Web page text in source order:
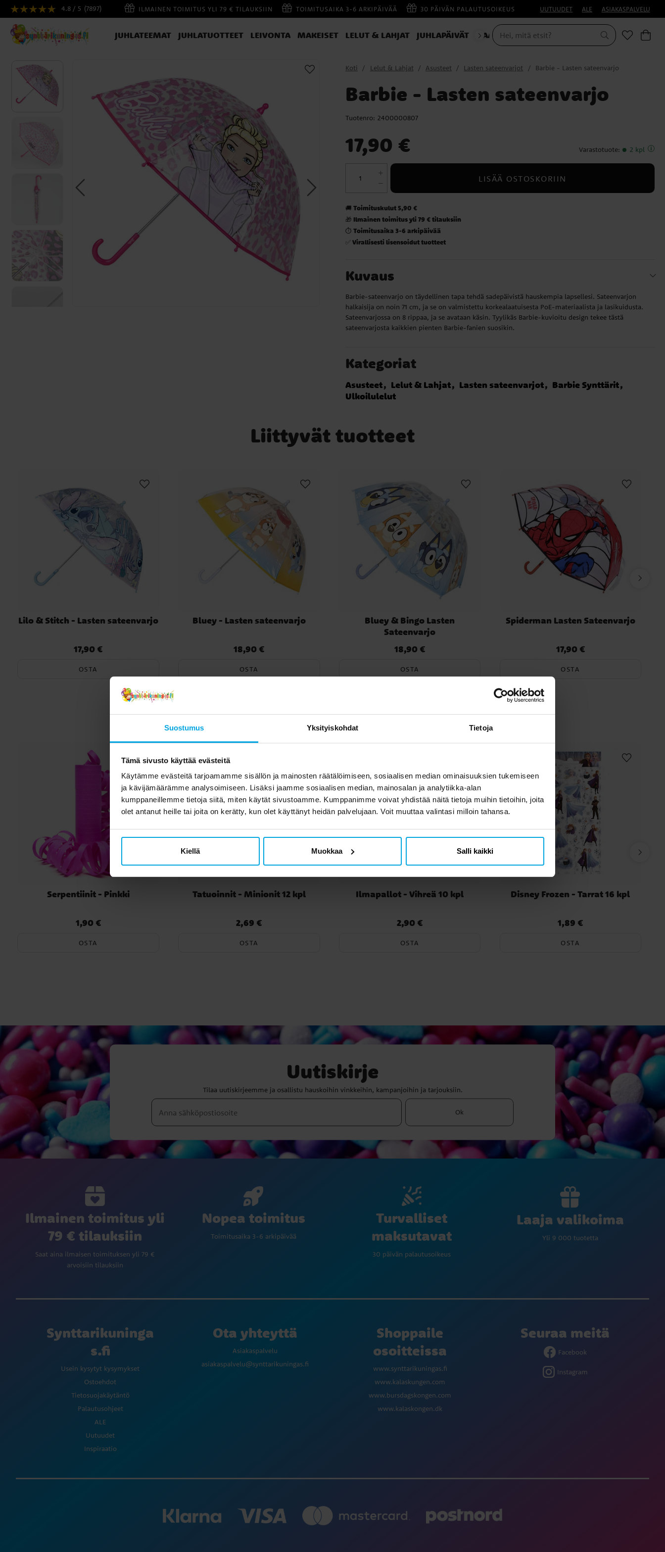
Suostumus Yksityiskohdat Tietoja
Tämä sivusto käyttää evästeitä
Käytämme evästeitä tarjoamamme sisällön ja mainosten räätälöimiseen, sosiaalisen median ominaisuuksien tukemiseen
ja kävijämäärämme analysoimiseen. Lisäksi jaamme sosiaalisen median, mainosalan ja analytiikka-alan
kumppaneillemme tietoja siitä, miten käytät sivustoamme. Kumppanimme voivat yhdistää näitä tietoja muihin tietoihin, joita
olet antanut heille tai joita on kerätty, kun olet käyttänyt heidän palvelujaan. Voit muuttaa valintasi milloin tahansa.
Kiellä Muokkaa Salli kaikki
4.8 / 5 (7897) ILMAINEN TOIMITUS YLI 79 € TILAUKSIIN TOIMITUSAIKA 3-6 ARKIPÄIVÄÄ 30 PÄIVÄN PALAUTUSOIKEUS UUTUUDET ALE ASIAKASPALVELU
JUHLATEEMAT JUHLATUOTTEET LEIVONTA MAKEISET LELUT & LAHJAT JUHLAPÄIVÄT NAAMIAISET HALLOWEEN
Koti Lelut & Lahjat Asusteet Lasten sateenvarjot Barbie - Lasten sateenvarjo
Barbie - Lasten sateenvarjo
Tuotenro: 2400000807
17,90 € Varastotuote: 2 kpl
LISÄÄ OSTOSKORIIN
🚚Toimituskulut 5,90 €
🎁 Ilmainen toimitus yli 79 € tilauksiin
⏱️Toimitusaika 3-6 arkipäivää
✅Virallisesti lisensoidut tuotteet
Kuvaus
Barbie-sateenvarjo on täydellinen tapa tehdä sadepäivistä hauskempia lapsellesi. Sateenvarjon
halkaisija on noin 71 cm, ja se on valmistettu korkealaatuisesta PoE-materiaalista ja lasikuidusta.
Sateenvarjossa on 8 rippaa, ja se avataan käsin. Tyylikäs Barbie-kuvioitu design tekee tästä
sateenvarjosta kaikkien pienten Barbie-fanien suosikin.
Kategoriat
Asusteet Lelut & Lahjat Lasten sateenvarjot
Barbie Synttärit
Ulkoilulelut
Liittyvät tuotteet
Lilo & Stitch - Lasten sateenvarjo
Hinta:17,90 €
17,90 €
OSTA
Bluey - Lasten sateenvarjo
Hinta:18,90 €
18,90 €
OSTA
Bluey & Bingo Lasten
Sateenvarjo
Hinta:18,90 €
18,90 €
OSTA
Spiderman Lasten Sateenvarjo
Hinta:17,90 €
17,90 €
OSTA
Toiset asiakkaat ostivat myös
Serpentiinit - Pinkki
Hinta:1,90 €
1,90 €
OSTA
Tatuoinnit - Minionit 12 kpl
Hinta:2,69 €
2,69 €
OSTA
Ilmapallot - Vihreä 10 kpl
Hinta:2,90 €
2,90 €
OSTA
Disney Frozen - Tarrat 16 kpl
Hinta:1,89 €
1,89 €
OSTA
Uutiskirje
Tilaa uutiskirjeemme ja osallistu hauskoihin vinkkeihin, kampanjoihin ja tarjouksiin.
Ok
Ilmainen toimitus yli
79 € tilauksiin
Saat aina ilmaisen toimituksen yli 79 €
arvoisiin tilauksiin
Nopea toimitus
Toimitusaika 3-6 arkipäivää
Turvalliset
maksutavat
30 päivän palautusoikeus
Laaja valikoima
Yli 9 000 tuotetta
Synttarikuninga
s.fi
Usein kysytyt kysymykset
Ostoehdot
Tietosuojakäytäntö
Palautusohjeet
ALE
Uutuudet
Inspiraatio
Ota yhteyttä
Asiakaspalvelu
asiakaspalvelu@synttarikuningas.fi
Shoppaile
osoitteissa
www.synttarikuningas.fi
www.kalaskungen.com
www.bursdagskongen.com
www.kalaskongen.dk
Seuraa meitä
Facebook
Instagram